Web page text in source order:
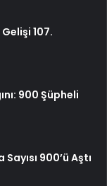
107.
900 Şüpheli
900’ü Aştı